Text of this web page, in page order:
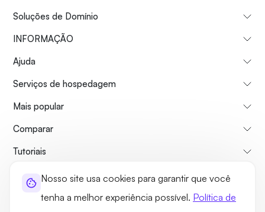
Nosso site usa cookies para garantir que você
tenha a melhor experiência possível. Política de
Soluções de Domínio
INFORMAÇÃO
Ajuda
Serviços de hospedagem
Mais popular
Comparar
Tutoriais
Sobre nós
Política de PrivacidadeJurídicoMapa do site